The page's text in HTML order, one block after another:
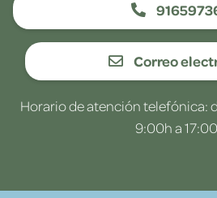
Correo
Horario de atención telefónica:
9:00h a